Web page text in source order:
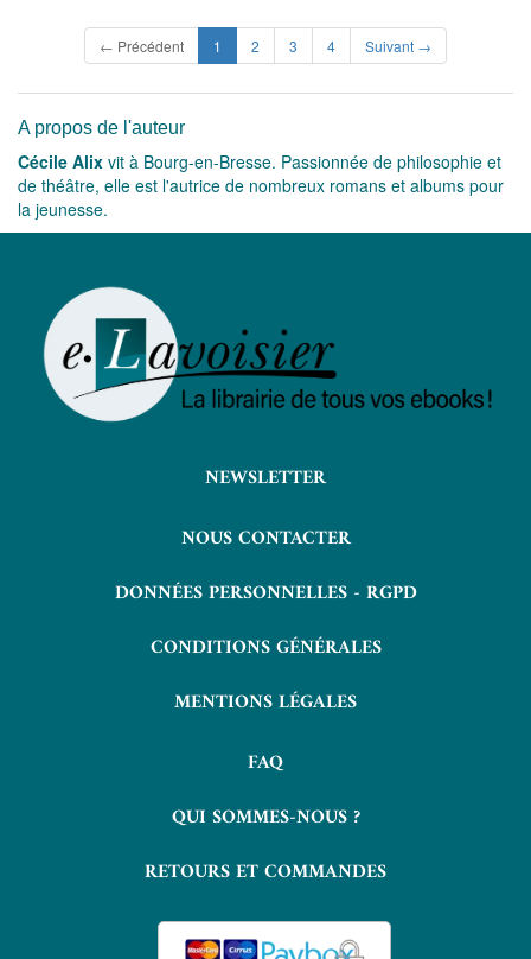
← Précédent 1 (current)
2 3 4 Suivant →
A propos de l'auteur
Cécile Alix vit à Bourg-en-Bresse. Passionnée de philosophie et
de théâtre, elle est l'autrice de nombreux romans et albums pour
la jeunesse.
NEWSLETTER
NOUS CONTACTER
DONNÉES PERSONNELLES - RGPD
CONDITIONS GÉNÉRALES
MENTIONS LÉGALES
FAQ
QUI SOMMES-NOUS ?
RETOURS ET COMMANDES